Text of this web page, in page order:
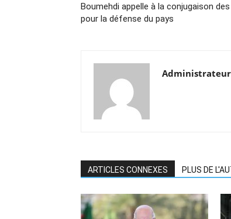
Boumehdi appelle à la conjugaison
pour la défense du pays
Administrateur
ARTICLES CONNEXES PLUS DE